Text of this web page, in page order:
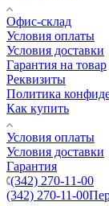
Офис-склад
Условия оплаты
Условия доставки
Гарантия на товар
Реквизиты
Политика
Как купить
Условия оплаты
Условия доставки
Гарантия
(342) 270-11-00
(342) 270-11-00